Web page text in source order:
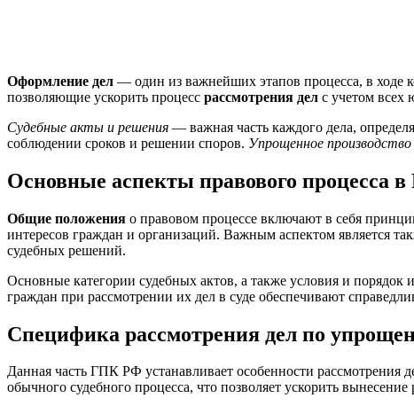
Оформление дел — один из важнейших этапов процесса, в ходе
позволяющие ускорить процесс рассмотрения дел с учетом всех
Судебные акты и решения — важная часть каждого дела,
соблюдении сроков и решении споров. Упрощенное производство
Основные аспекты правового процесса
Общие положения о правовом процессе включают в себя
интересов граждан и организаций. Важным аспектом является
судебных решений.
Основные категории судебных актов, а также условия и
граждан при рассмотрении их дел в суде обеспечивают
Специфика рассмотрения дел по
Данная часть ГПК РФ устанавливает особенности рассмотрения
обычного судебного процесса, что позволяет ускорить